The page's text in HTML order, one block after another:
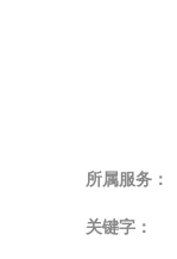
所属服务：
关键字：